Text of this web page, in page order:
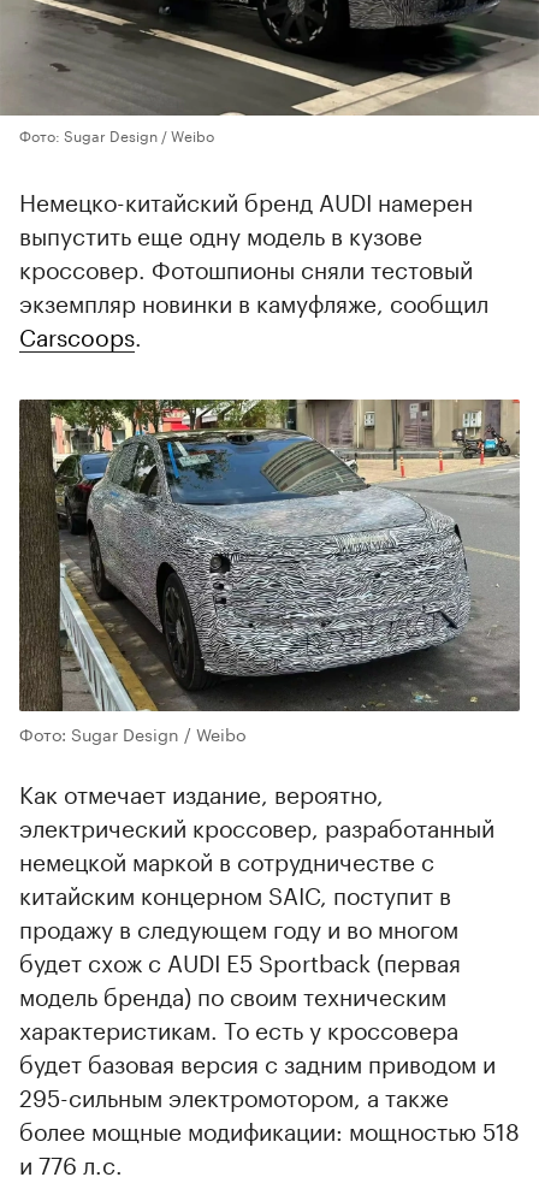
Фото: Sugar Design / Weibo
Немецко-китайский бренд AUDI намерен
выпустить еще одну модель в кузове
кроссовер. Фотошпионы сняли тестовый
экземпляр новинки в камуфляже, сообщил
Carscoops
Фото: Sugar Design / Weibo
Как отмечает издание, вероятно,
электрический кроссовер, разработанный
немецкой маркой в сотрудничестве с
китайским концерном SAIC, поступит в
продажу в следующем году и во многом
будет схож с AUDI E5 Sportback (первая
модель бренда) по своим техническим
характеристикам. То есть у кроссовера
будет базовая версия с задним приводом и
295-сильным электромотором, а также
более мощные модификации: мощностью 518
и 776 л.с.